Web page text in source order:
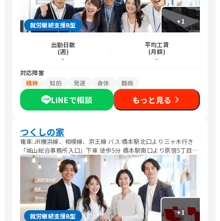
+1
就労継続支援B型
出勤日数
(週)
-
平均工賃
(月額)
-
対応障害
精神
知的 発達 身体 難病
LINEで相談 もっと見る
つくしの家
電車:JR横浜線、相模線、京王線 バス:橋本駅北口より三ヶ木行き
「城山総合事務所入口」下車 徒歩5分 橋本駅南口より原宿5丁目行
き「原宿5丁目」下車 徒歩3分
+1
就労継続支援B型